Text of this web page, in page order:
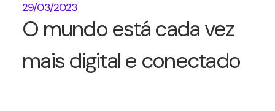
29/03/2023
O mundo está cada vez
mais digital e conectado